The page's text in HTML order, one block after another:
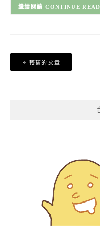
CONTINUE
章
較舊的文章